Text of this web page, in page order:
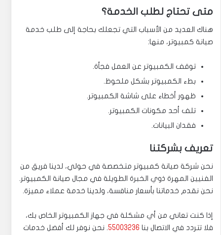
متى تحتاج لطلب الخدمة؟
هناك العديد من الأسباب التي تجعلك بحاجة إلى طلب خدمة
صيانة كمبيوتر، منها:
توقف الكمبيوتر عن العمل فجأة.
بطء الكمبيوتر بشكل ملحوظ.
ظهور أخطاء على شاشة الكمبيوتر.
تلف أحد مكونات الكمبيوتر.
فقدان البيانات.
تعريف بشركتنا
نحن شركة صيانة كمبيوتر متخصصة في حولي، لدينا فريق من
الفنيين المهرة ذوي الخبرة الطويلة في مجال صيانة الكمبيوتر.
نحن نقدم خدماتنا بأسعار منافسة، ولدينا خدمة عملاء مميزة.
إذا كنت تعاني من أي مشكلة في جهاز الكمبيوتر الخاص بك،
فلا تتردد في الاتصال بنا 55003236. نحن نوفر لك أفضل خدمات